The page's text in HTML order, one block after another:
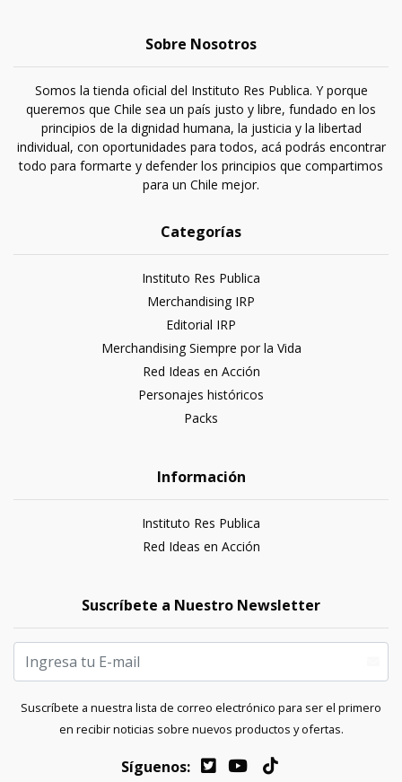
Sobre Nosotros
Somos la tienda oficial del Instituto Res Publica. Y porque
queremos que Chile sea un país justo y libre, fundado en los
principios de la dignidad humana, la justicia y la libertad
individual, con oportunidades para todos, acá podrás encontrar
todo para formarte y defender los principios que compartimos
para un Chile mejor.
Categorías
Instituto Res Publica
Merchandising IRP
Editorial IRP
Merchandising Siempre por la Vida
Red Ideas en Acción
Personajes históricos
Packs
Información
Instituto Res Publica
Red Ideas en Acción
Suscríbete a Nuestro Newsletter
Suscríbete a nuestra lista de correo electrónico para ser el primero
en recibir noticias sobre nuevos productos y ofertas.
Síguenos: